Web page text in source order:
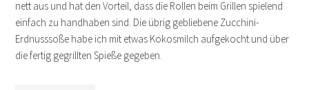
nett aus und hat den Vorteil, dass die Rollen beim Grillen spielend
einfach zu handhaben sind. Die übrig gebliebene Zucchini-
Erdnusssoße habe ich mit etwas Kokosmilch aufgekocht und über
die fertig gegrillten Spieße gegeben.